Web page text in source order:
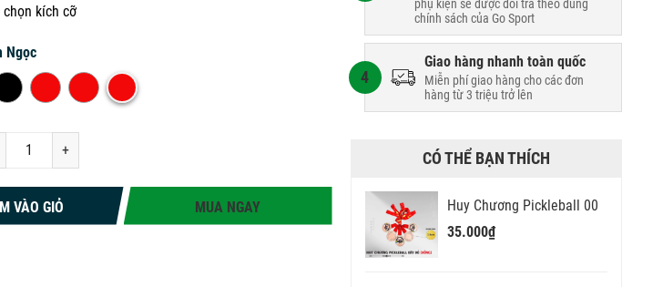
kích cỡ
Ngọc
+
VÀO GIỎ MUA NGAY
phụ kiện sẽ được đổi trả theo đúng
chính sách của Go Sport
4
Giao hàng nhanh toàn quốc
Miễn phí giao hàng cho các đơn
hàng từ 3 triệu trở lên
CÓ THỂ BẠN THÍCH
Huy Chương Pickleball 00
35.000₫